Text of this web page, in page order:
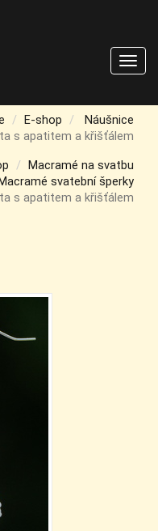
E-shop
Náušnice
s apatitem a křišťálem
Macramé na svatbu
svatební šperky
s apatitem a křišťálem